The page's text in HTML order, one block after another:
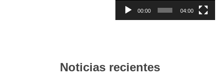
00:00 04:00
Noticias recientes